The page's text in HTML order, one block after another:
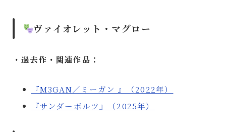
ヴァイオレット・マグロー
・過去作・関連作品：
『M3GAN／ミーガン 』（2022年）
『サンダーボルツ』（2025年）